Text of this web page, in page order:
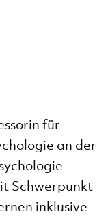
für
an der
Schwerpunkt
inklusive